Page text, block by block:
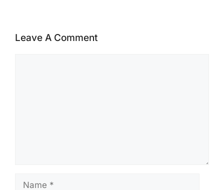
Leave A Comment
Name